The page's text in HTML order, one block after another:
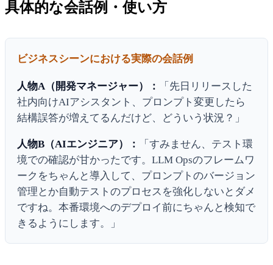
具体的な会話例・使い方
ビジネスシーンにおける実際の会話例
人物A（開発マネージャー）：
「先日リリースした
社内向けAIアシスタント、プロンプト変更したら
結構誤答が増えてるんだけど、どういう状況？」
人物B（AIエンジニア）：
「すみません、テスト環
境での確認が甘かったです。LLM Opsのフレームワ
ークをちゃんと導入して、プロンプトのバージョン
管理とか自動テストのプロセスを強化しないとダメ
ですね。本番環境へのデプロイ前にちゃんと検知で
きるようにします。」